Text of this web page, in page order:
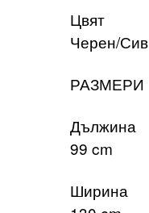
Цвят
Черен/Сив
РАЗМЕРИ
Дължина
99 cm
Ширина